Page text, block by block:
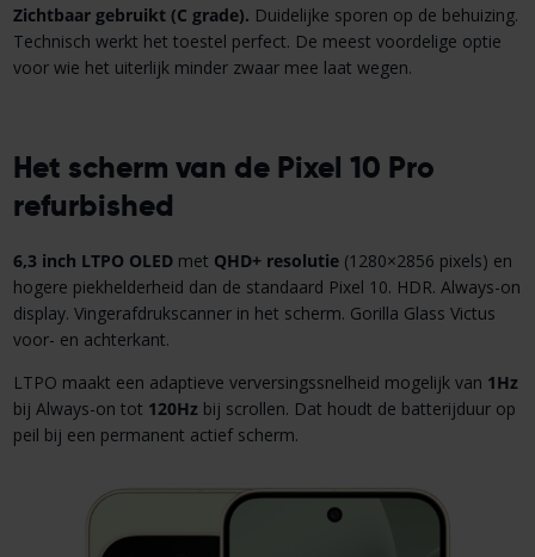
Zichtbaar gebruikt (C grade). Duidelijke sporen op de behuizing.
Technisch werkt het toestel perfect. De meest voordelige optie
voor wie het uiterlijk minder zwaar mee laat wegen.
Het scherm van de Pixel 10 Pro
refurbished
6,3 inch LTPO OLEDmet QHD+ resolutie(1280×2856 pixels) en
hogere piekhelderheid dan de standaard Pixel 10. HDR. Always-on
display. Vingerafdrukscanner in het scherm. Gorilla Glass Victus
voor- en achterkant.
LTPO maakt een adaptieve verversingssnelheid mogelijk van 1Hz
bij Always-on tot 120Hz bij scrollen. Dat houdt de batterijduur op
peil bij een permanent actief scherm.